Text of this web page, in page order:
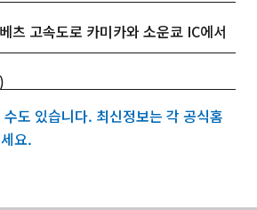
츠 고속도로 카미카와 소운쿄 IC에서
도 있습니다. 최신정보는 각 공식홈
요.